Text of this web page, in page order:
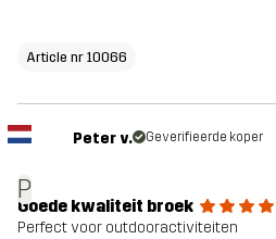
Article nr 10066
P
Peter v. Geverifieerde koper
Goede kwaliteit broek
Perfect voor outdooractiviteiten